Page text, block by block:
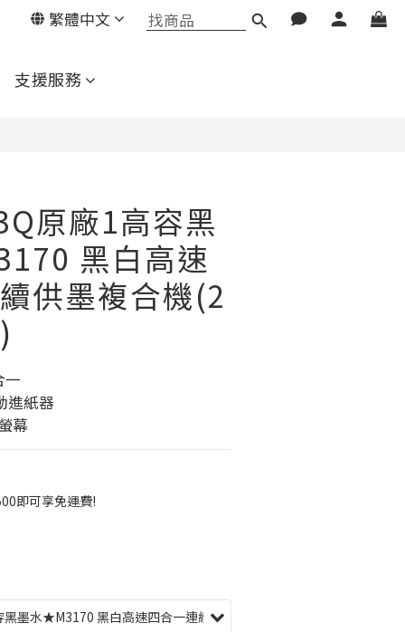
繁體中文
支援服務
原廠1高容黑
黑白高速
供墨複合機(2
一
進紙器
幕
即可享免運費!
立即購買